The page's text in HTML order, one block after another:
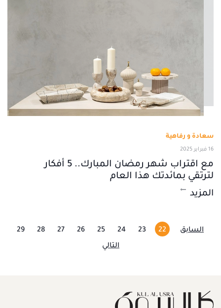
سعادة و رفاهية
16 فبراير 2025
مع اقتراب شهر رمضان المبارك.. 5 أفكار
لترتقي بمائدتك هذا العام
المزيد
السابق 22
23
24
25
26
27
28
29
التالي